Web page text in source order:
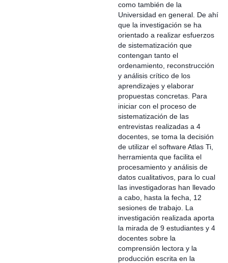
como también de la
Universidad en general. De ahí
que la investigación se ha
orientado a realizar esfuerzos
de sistematización que
contengan tanto el
ordenamiento, reconstrucción
y análisis crítico de los
aprendizajes y elaborar
propuestas concretas. Para
iniciar con el proceso de
sistematización de las
entrevistas realizadas a 4
docentes, se toma la decisión
de utilizar el software Atlas Ti,
herramienta que facilita el
procesamiento y análisis de
datos cualitativos, para lo cual
las investigadoras han llevado
a cabo, hasta la fecha, 12
sesiones de trabajo. La
investigación realizada aporta
la mirada de 9 estudiantes y 4
docentes sobre la
comprensión lectora y la
producción escrita en la